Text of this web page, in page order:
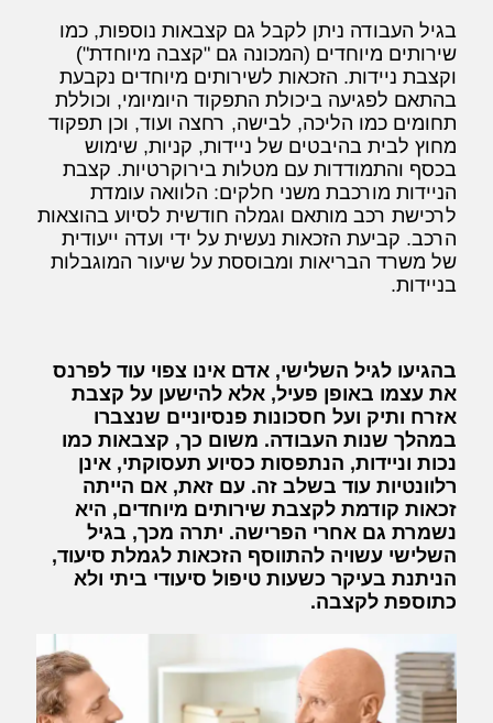
בגיל העבודה ניתן לקבל גם קצבאות נוספות, כמו
שירותים מיוחדים (המכונה גם "קצבה מיוחדת")
וקצבת ניידות. הזכאות לשירותים מיוחדים נקבעת
בהתאם לפגיעה ביכולת התפקוד היומיומי, וכוללת
תחומים כמו הליכה, לבישה, רחצה ועוד, וכן תפקוד
מחוץ לבית בהיבטים של ניידות, קניות, שימוש
בכסף והתמודדות עם מטלות בירוקרטיות. קצבת
הניידות מורכבת משני חלקים: הלוואה עומדת
לרכישת רכב מותאם וגמלה חודשית לסיוע בהוצאות
הרכב. קביעת הזכאות נעשית על ידי ועדה ייעודית
של משרד הבריאות ומבוססת על שיעור המוגבלות
בניידות.
בהגיעו לגיל השלישי, אדם אינו צפוי עוד לפרנס
את עצמו באופן פעיל, אלא להישען על קצבת
אזרח ותיק ועל חסכונות פנסיוניים שנצברו
במהלך שנות העבודה. משום כך, קצבאות כמו
נכות וניידות, הנתפסות כסיוע תעסוקתי, אינן
רלוונטיות עוד בשלב זה. עם זאת, אם הייתה
זכאות קודמת לקצבת שירותים מיוחדים, היא
נשמרת גם אחרי הפרישה. יתרה מכך, בגיל
השלישי עשויה להתווסף הזכאות לגמלת סיעוד,
הניתנת בעיקר כשעות טיפול סיעודי ביתי ולא
כתוספת לקצבה.